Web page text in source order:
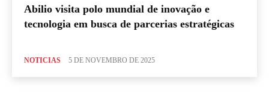
Abilio visita polo mundial de inovação e
tecnologia em busca de parcerias estratégicas
NOTICIAS 5 DE NOVEMBRO DE 2025